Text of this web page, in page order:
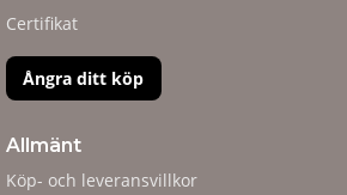
Certifikat
Ångra ditt köp
Allmänt
Köp- och leveransvillkor